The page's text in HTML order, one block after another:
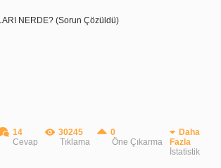
NERDE? (Sorun Çözüldü)
14
Cevap
30245
Tıklama
0
Öne Çıkarma
Daha
Fazla
İstatistik